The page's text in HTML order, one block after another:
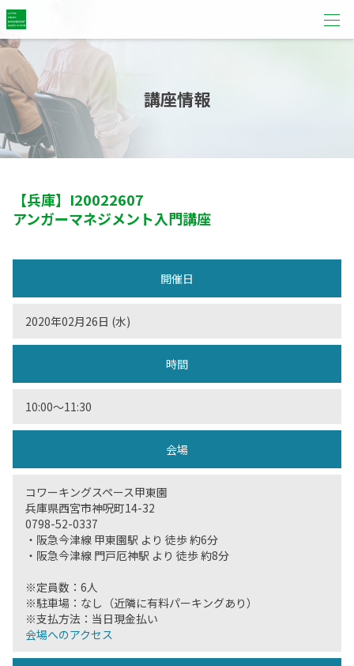
講座情報
【兵庫】 I20022607
アンガーマネジメント入門講座
開催日
2020年02月26日 (水)
時間
10:00〜11:30
会場
コワーキングスペース甲東園
兵庫県西宮市神呪町14-32
0798-52-0337
・阪急今津線 甲東園駅 より 徒歩 約6分
・阪急今津線 門戸厄神駅 より 徒歩 約8分
※定員数：6人
※駐車場：なし（近隣に有料パーキングあり）
※支払方法：当日現金払い
会場へのアクセス